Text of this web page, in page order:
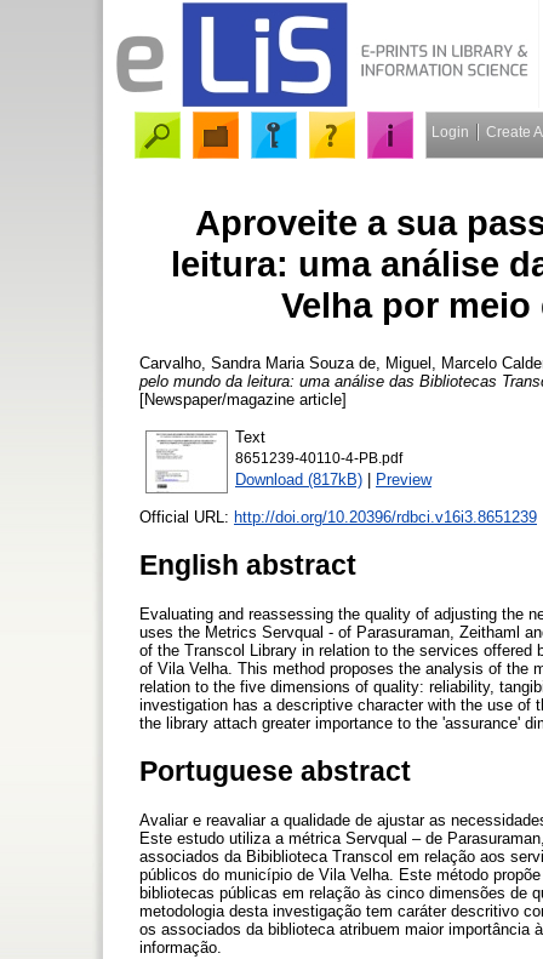
Login Create
Aproveite a sua
leitura: uma análise
Velha por
Carvalho, Sandra Maria Souza de
Miguel, Marcelo
pelo mundo da leitura: uma análise das Bibliotecas
[Newspaper/magazine article]
Text
8651239-40110-4-PB.pdf
Download (817kB) | Preview
Official URL: http://doi.org/10.20396/rdbci.v16i3.8651239
English abstract
Evaluating and reassessing the quality of adjusting the
uses the Metrics Servqual - of Parasuraman, Zeithaml
of the Transcol Library in relation to the services
of Vila Velha. This method proposes the analysis of the
relation to the five dimensions of quality: reliability,
investigation has a descriptive character with the use
the library attach greater importance to the 'assurance'
Portuguese abstract
Avaliar e reavaliar a qualidade de ajustar as
Este estudo utiliza a métrica Servqual – de
associados da Bibiblioteca Transcol em relação aos
públicos do município de Vila Velha. Este método
bibliotecas públicas em relação às cinco dimensões de
metodologia desta investigação tem caráter descritivo
os associados da biblioteca atribuem maior importância
informação.